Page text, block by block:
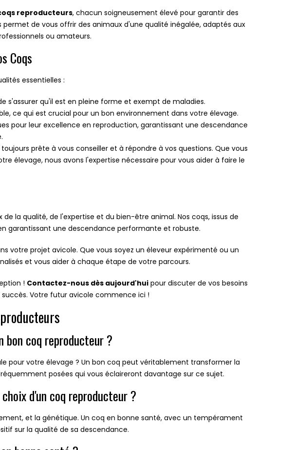
reproducteurs, chacun soigneusement élevé pour garantir des
de vous offrir des animaux d'une qualité inégalée, adaptés aux
ou amateurs.
Coqs
essentielles :
s'assurer qu'il est en pleine forme et exempt de maladies.
ce qui est crucial pour un bon environnement dans votre élevage.
pour leur excellence en reproduction, garantissant une descendance
prête à vous conseiller et à répondre à vos questions. Que vous
élevage, nous avons l'expertise nécessaire pour vous aider à faire le
la qualité, de l'expertise et du bien-être animal. Nos coqs, issus de
garantissant une descendance performante et robuste.
votre projet avicole. Que vous soyez un éleveur expérimenté ou un
et vous aider à chaque étape de votre parcours.
! Contactez-nous dès aujourd'hui pour discuter de vos besoins
Votre futur avicole commence ici !
coq reproducteur ?
pour votre élevage ? Un bon coq peut véritablement transformer la
posées qui vous éclaireront davantage sur ce sujet.
d'un coq reproducteur ?
et la génétique. Un coq en bonne santé, avec un tempérament
sur la qualité de sa descendance.